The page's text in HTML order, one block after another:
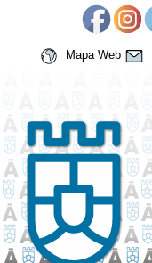
Mapa Web